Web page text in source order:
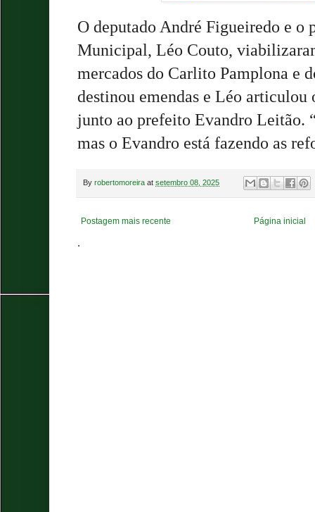
O deputado André Figueiredo e o
Municipal, Léo Couto,
mercados do Carlito Pamplona e
destinou emendas e Léo articulou
junto ao prefeito Evandro Leitão.
mas o Evandro está fazendo as
By robertomoreira at setembro 08, 2025
Postagem mais recente Página inicial
.